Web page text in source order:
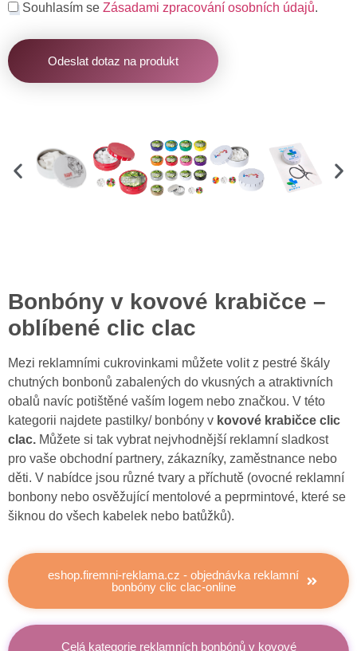
Souhlasím se Zásadami zpracování osobních údajů.
Odeslat dotaz na produkt
Bonbóny v kovové krabičce –
oblíbené clic clac
Mezi reklamními cukrovinkami můžete volit z pestré škály
chutných bonbonů zabalených do vkusných a atraktivních
obalů navíc potištěné vaším logem nebo značkou. V této
kategorii najdete pastilky/ bonbóny v kovové krabičce clic
clac. Můžete si tak vybrat nejvhodnější reklamní sladkost
pro vaše obchodní partnery, zákazníky, zaměstnance nebo
děti. V nabídce jsou různé tvary a příchutě (ovocné reklamní
bonbony nebo osvěžující mentolové a peprmintové, které se
šiknou do všech kabelek nebo batůžků).
eshop.firemni-reklama.cz - objednávka reklamní
bonbóny clic clac-online
Celá kategorie reklamních bonbónů v kovové